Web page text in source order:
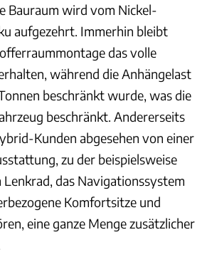
Bauraum wird vom Nickel-
aufgezehrt. Immerhin bleibt
das volle
während die Anhängelast
beschränkt wurde, was die
beschränkt. Andererseits
Kunden abgesehen von einer
zu der beispielsweise
das Navigationssystem
Komfortsitze und
eine ganze Menge zusätzlicher